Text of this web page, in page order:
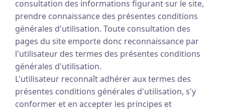
consultation des informations figurant sur le site,
prendre connaissance des présentes conditions
générales d'utilisation. Toute consultation des
pages du site emporte donc reconnaissance par
l'utilisateur des termes des présentes conditions
générales d'utilisation.
L'utilisateur reconnaît adhérer aux termes des
présentes conditions générales d'utilisation, s'y
conformer et en accepter les principes et